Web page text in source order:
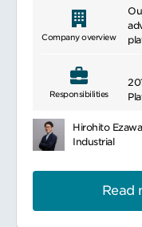
Company overview
Responsibilities
を
し
Hirohito Ezawa
Industrial
Read